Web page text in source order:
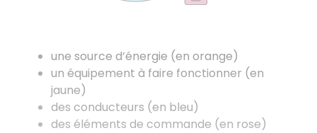
une source d’énergie (en orange)
un équipement à faire fonctionner (en
jaune)
des conducteurs (en bleu)
des éléments de commande (en rose)